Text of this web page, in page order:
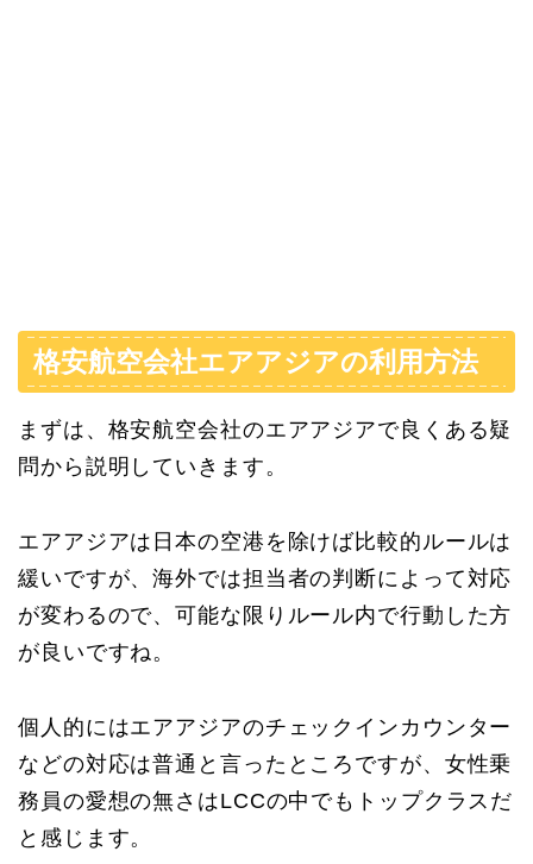
格安航空会社エアアジアの利用方法
まずは、格安航空会社のエアアジアで良くある疑
問から説明していきます。
エアアジアは日本の空港を除けば比較的ルールは
緩いですが、海外では担当者の判断によって対応
が変わるので、可能な限りルール内で行動した方
が良いですね。
個人的にはエアアジアのチェックインカウンター
などの対応は普通と言ったところですが、女性乗
務員の愛想の無さはLCCの中でもトップクラスだ
と感じます。